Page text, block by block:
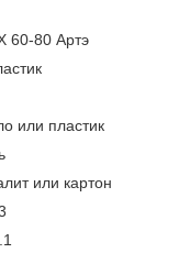
60-80 Артэ
или пластик
или картон